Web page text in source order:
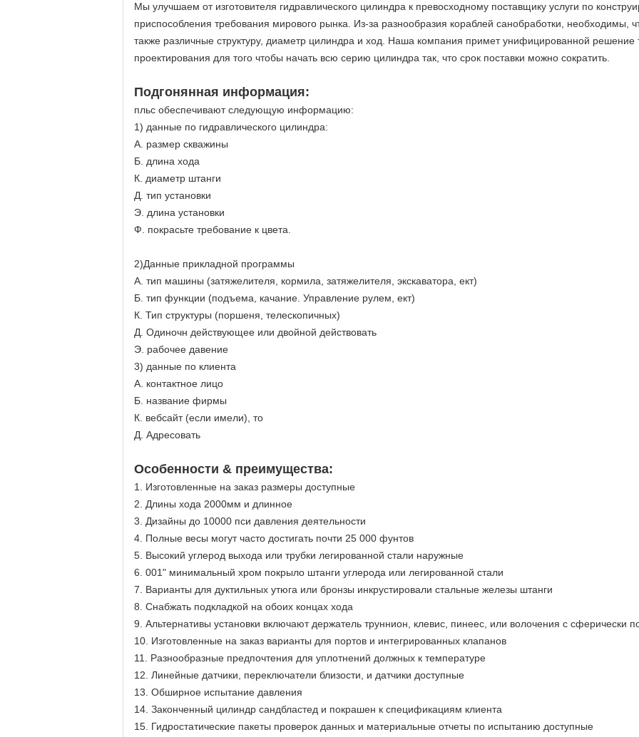
Мы улучшаем от изготовителя гидравлического цилиндра к превосходному поставщику услуги по
приспособления требования мирового рынка. Из-за разнообразия кораблей санобработки, необходимы,
также различные структуру, диаметр цилиндра и ход. Наша компания примет унифицированной решение
проектирования для того чтобы начать всю серию цилиндра так, что срок поставки можно сократить.
Подгонянная информация:
пльс обеспечивают следующую информацию:
1) данные по гидравлического цилиндра:
А. размер скважины
Б. длина хода
К. диаметр штанги
Д. тип установки
Э. длина установки
Ф. покрасьте требование к цвета.
2)Данные прикладной программы
А. тип машины (затяжелителя, кормила, затяжелителя, экскаватора, ект)
Б. тип функции (подъема, качание. Управление рулем, ект)
К. Тип структуры (поршеня, телескопичных)
Д. Одиночн действующее или двойной действовать
Э. рабочее давение
3) данные по клиента
А. контактное лицо
Б. название фирмы
К. вебсайт (если имели), то
Д. Адресовать
Особенности & преимущества:
1. Изготовленные на заказ размеры доступные
2. Длины хода 2000мм и длинное
3. Дизайны до 10000 пси давления деятельности
4. Полные весы могут часто достигать почти 25 000 фунтов
5. Высокий углерод выхода или трубки легированной стали наружные
6. 001" минимальный хром покрыло штанги углерода или легированной стали
7. Варианты для дуктильных утюга или бронзы инкрустировали стальные железы штанги
8. Снабжать подкладкой на обоих концах хода
9. Альтернативы установки включают держатель труннион, клевис, пинеес, или волочения с сферически
10. Изготовленные на заказ варианты для портов и интегрированных клапанов
11. Разнообразные предпочтения для уплотнений должных к температуре
12. Линейные датчики, переключатели близости, и датчики доступные
13. Обширное испытание давления
14. Законченный цилиндр сандбластед и покрашен к спецификациям клиента
15. Гидростатические пакеты проверок данных и материальные отчеты по испытанию доступные